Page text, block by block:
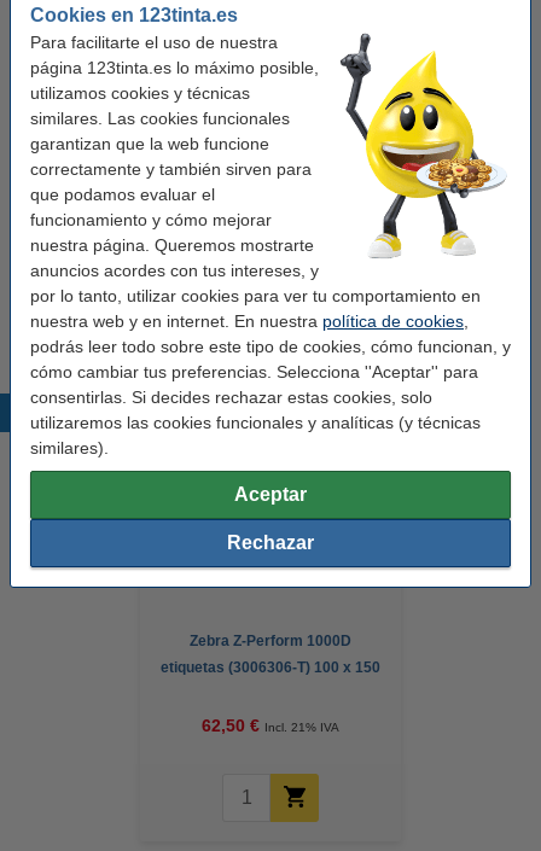
Cookies en 123tinta.es
Para facilitarte el uso de nuestra
página 123tinta.es lo máximo posible,
utilizamos cookies y técnicas
similares. Las cookies funcionales
garantizan que la web funcione
correctamente y también sirven para
que podamos evaluar el
funcionamiento y cómo mejorar
nuestra página. Queremos mostrarte
anuncios acordes con tus intereses, y
por lo tanto, utilizar cookies para ver tu comportamiento en
nuestra web y en internet. En nuestra política de cookies
podrás leer todo sobre este tipo de cookies, cómo funcionan, y
cómo cambiar tus preferencias. Selecciona ''Aceptar'' para
consentirlas. Si decides rechazar estas cookies, solo
utilizaremos las cookies funcionales y analíticas (y técnicas
similares).
Aceptar
Rechazar
Etiquetas por rollo:: 2.110
Medidas: 102 x 76 mm (AnxAl)
123tinta
Tipo: 1000D
Cantidad: 4
Consejo
Le recomendamos que compre estas etiquetas en lugar de las
etiquetas originales.
Productos destacados
Zebra Z-Perform 1000D
etiquetas (3006306-T) 100 x 150
62,50 € Incl. 21% IVA